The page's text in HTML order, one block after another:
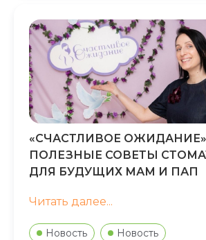
«СЧАСТЛИВОЕ
ПОЛЕЗНЫЕ СОВЕТЫ
ДЛЯ БУДУЩИХ МАМ И ПАП
Читать далее...
Новость Новость